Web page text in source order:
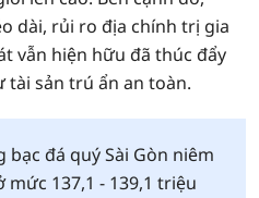
dài, rủi ro địa chính trị gia
vẫn hiện hữu đã thúc đẩy
tài sản trú ẩn an toàn.
bạc đá quý Sài Gòn niêm
mức 137,1 - 139,1 triệu